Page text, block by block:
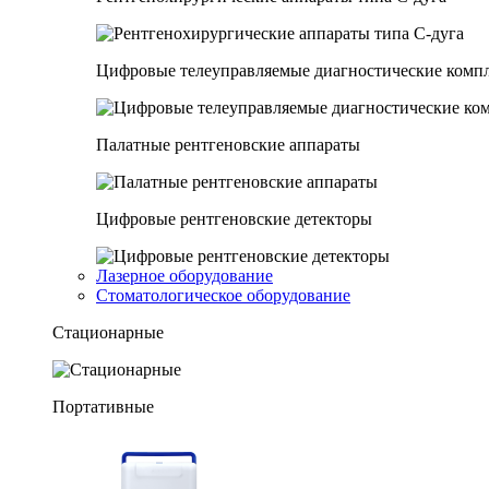
Цифровые телеуправляемые диагностические
Палатные рентгеновские аппараты
Цифровые рентгеновские детекторы
Лазерное оборудование
Стоматологическое оборудование
Стационарные
Портативные